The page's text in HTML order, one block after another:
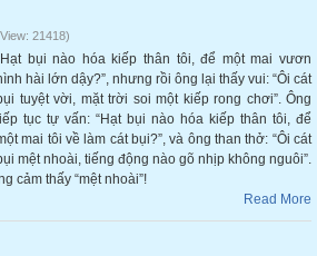
21418)
bụi nào hóa kiếp thân tôi, để một mai vươn
hài lớn dậy?”, nhưng rồi ông lại thấy vui: “Ôi cát
tuyệt vời, mặt trời soi một kiếp rong chơi”. Ông
tục tự vấn: “Hạt bụi nào hóa kiếp thân tôi, để
mai tôi về làm cát bụi?”, và ông than thở: “Ôi cát
mệt nhoài, tiếng động nào gõ nhịp không nguôi”.
cảm thấy “mệt nhoài”!
Read More